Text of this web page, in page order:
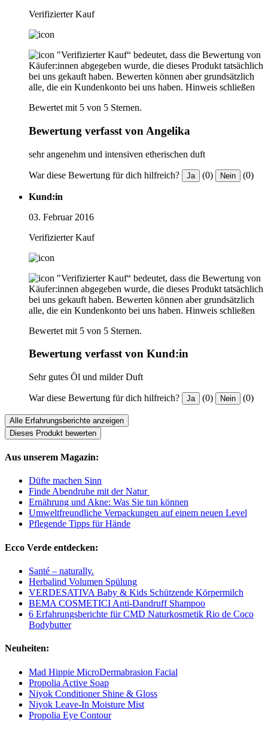
Verifizierter Kauf
"Verifizierter Kauf“ bedeutet, dass die Bewertung von
Käufer:innen abgegeben wurde, die dieses Produkt tatsächlich
bei uns gekauft haben. Bewerten können aber grundsätzlich
alle, die ein Kundenkonto bei uns haben. Hinweis schließen
Bewertet mit 5 von 5 Sternen.
Bewertung verfasst von Angelika
sehr angenehm und intensiven etherischen duft
War diese Bewertung für dich hilfreich? Ja (0) Nein (0)
Kund:in
03. Februar 2016
Verifizierter Kauf
"Verifizierter Kauf“ bedeutet, dass die Bewertung von
Käufer:innen abgegeben wurde, die dieses Produkt tatsächlich
bei uns gekauft haben. Bewerten können aber grundsätzlich
alle, die ein Kundenkonto bei uns haben. Hinweis schließen
Bewertet mit 5 von 5 Sternen.
Bewertung verfasst von Kund:in
Sehr gutes Öl und milder Duft
War diese Bewertung für dich hilfreich? Ja (0) Nein (0)
Alle Erfahrungsberichte anzeigen
Dieses Produkt bewerten
Aus unserem Magazin:
Düfte machen Sinn
Finde Abendruhe mit der Natur
Ernährung und Akne: Was Sie tun können
Umweltfreundliche Verpackungen auf einem neuen Level
Pflegende Tipps für Hände
Ecco Verde entdecken:
Santé – naturally.
Herbalind Volumen Spülung
VERDESATIVA Baby & Kids Schützende Körpermilch
BEMA COSMETICI Anti-Dandruff Shampoo
6 Erfahrungsberichte für CMD Naturkosmetik Rio de Coco
Bodybutter
Neuheiten:
Mad Hippie MicroDermabrasion Facial
Propolia Active Soap
Niyok Conditioner Shine & Gloss
Niyok Leave-In Moisture Mist
Propolia Eye Contour